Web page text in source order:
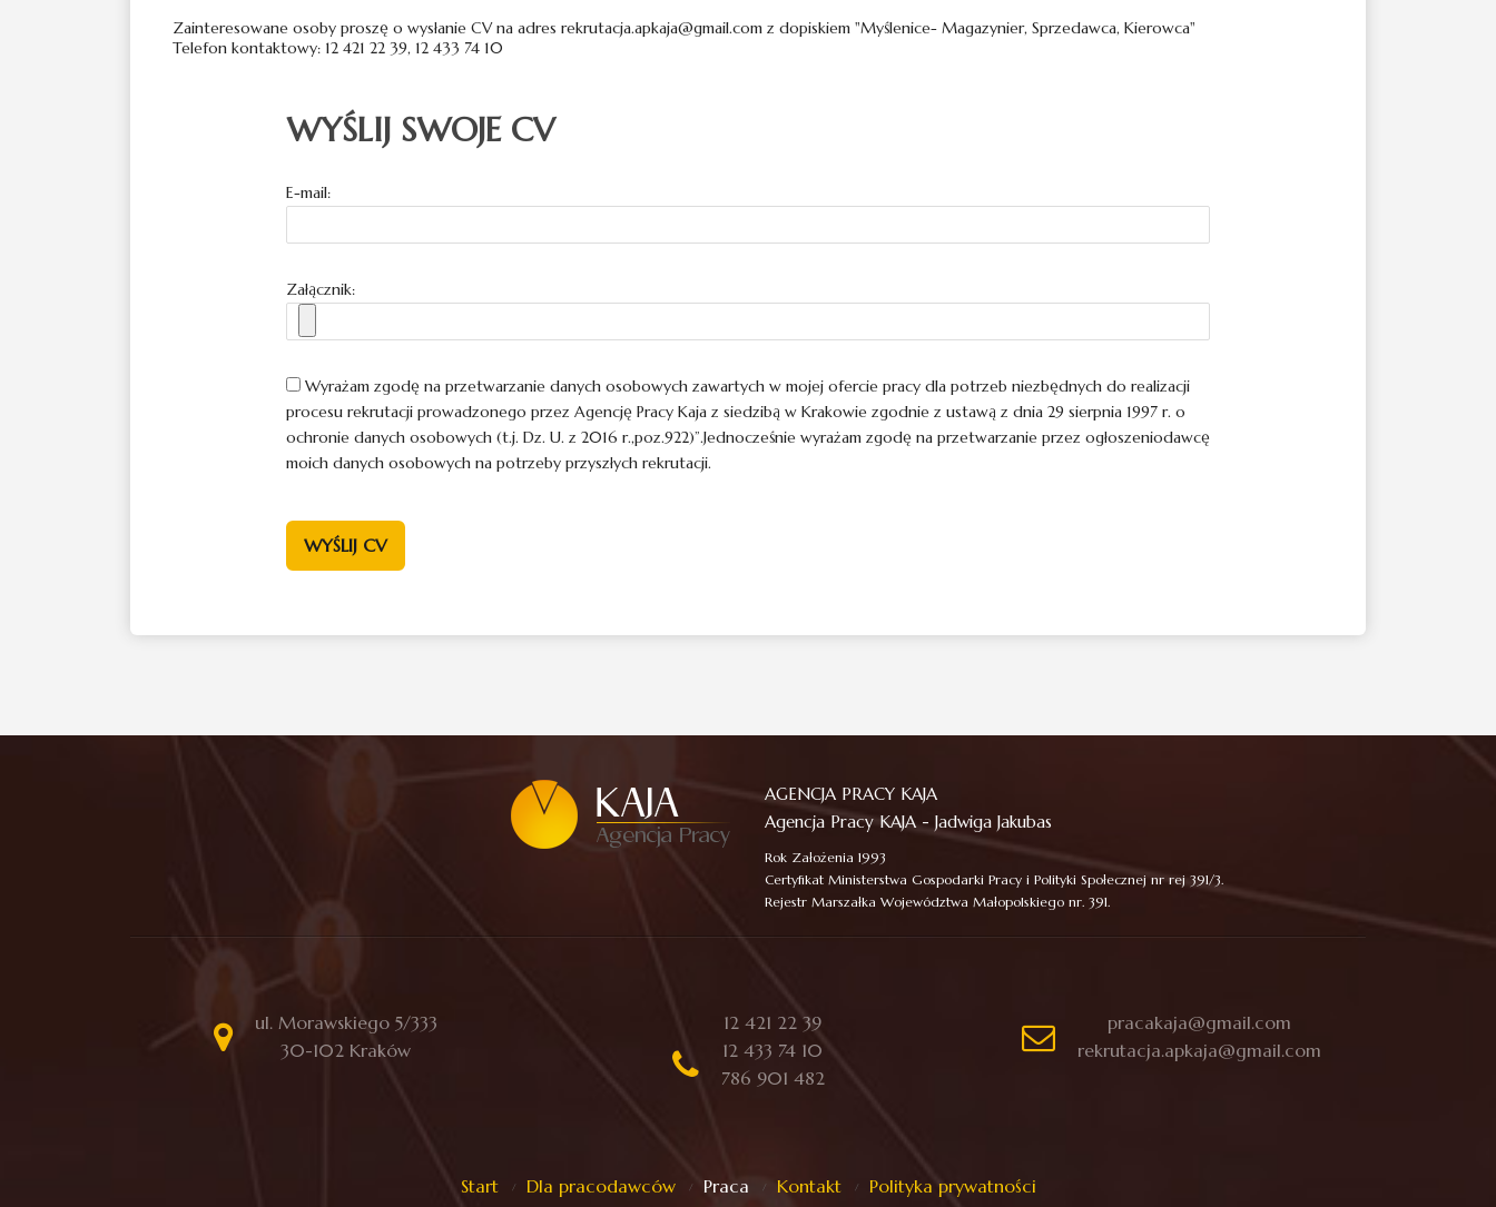
Zainteresowane osoby proszę o wysłanie CV na adres rekrutacja.apkaja@gmail.com z dopiskiem "Myślenice- Magazynier, Sprzedawca, Kierowca"
Telefon kontaktowy: 12 421 22 39, 12 433 74 10
WYŚLIJ SWOJE CV
E-mail:
Załącznik:
Wyrażam zgodę na przetwarzanie danych osobowych zawartych w mojej ofercie pracy dla potrzeb niezbędnych do realizacji
procesu rekrutacji prowadzonego przez Agencję Pracy Kaja z siedzibą w Krakowie zgodnie z ustawą z dnia 29 sierpnia 1997 r. o
ochronie danych osobowych (t.j. Dz. U. z 2016 r.,poz.922)”.Jednocześnie wyrażam zgodę na przetwarzanie przez ogłoszeniodawcę
moich danych osobowych na potrzeby przyszłych rekrutacji.
AGENCJA PRACY KAJA
Agencja Pracy KAJA - Jadwiga Jakubas
Rok Założenia 1993
Certyfikat Ministerstwa Gospodarki Pracy i Polityki Społecznej nr rej 391/3.
Rejestr Marszałka Województwa Małopolskiego nr. 391.
ul. Morawskiego 5/333
30-102 Kraków
12 421 22 39
12 433 74 10
786 901 482
pracakaja@gmail.com
rekrutacja.apkaja@gmail.com
Start Dla pracodawców Praca Kontakt Polityka prywatności